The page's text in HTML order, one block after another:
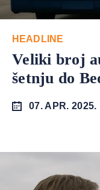
HEADLINE
Veliki broj
šetnju do
07. APR. 2025.